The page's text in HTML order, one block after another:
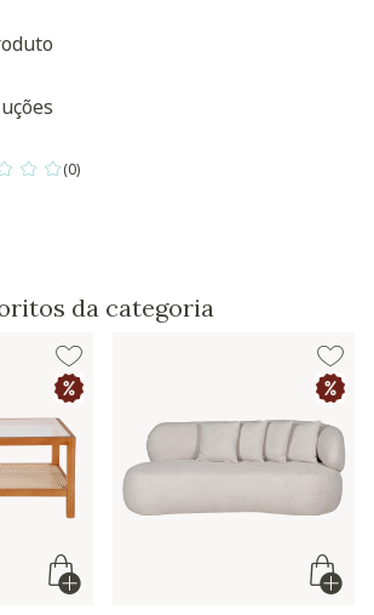
desmontado.
serviços de montagem e/ou
3D do produto/a>
5 Customer Rating
(0)
da categoria